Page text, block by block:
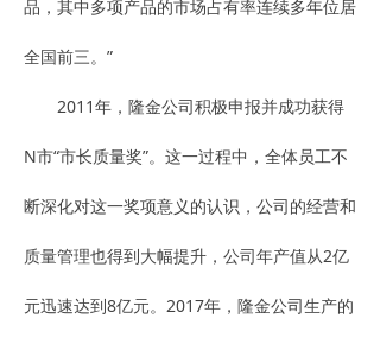
品，其中多项产品的市场占有率连续多年位居
全国前三。”
2011年，隆金公司积极申报并成功获得
N市“市长质量奖”。这一过程中，全体员工不
断深化对这一奖项意义的认识，公司的经营和
质量管理也得到大幅提升，公司年产值从2亿
元迅速达到8亿元。2017年，隆金公司生产的